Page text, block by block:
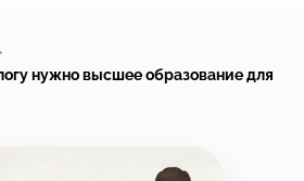
нужно высшее образование для